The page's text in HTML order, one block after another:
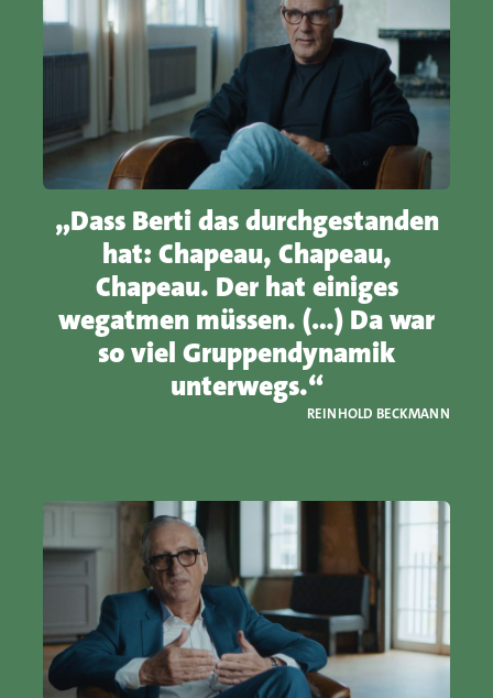
„Dass Berti das durchgestanden
hat: Chapeau, Chapeau,
Chapeau. Der hat einiges
wegatmen müssen. (…) Da war
so viel Gruppendynamik
unterwegs.“
REINHOLD BECKMANN